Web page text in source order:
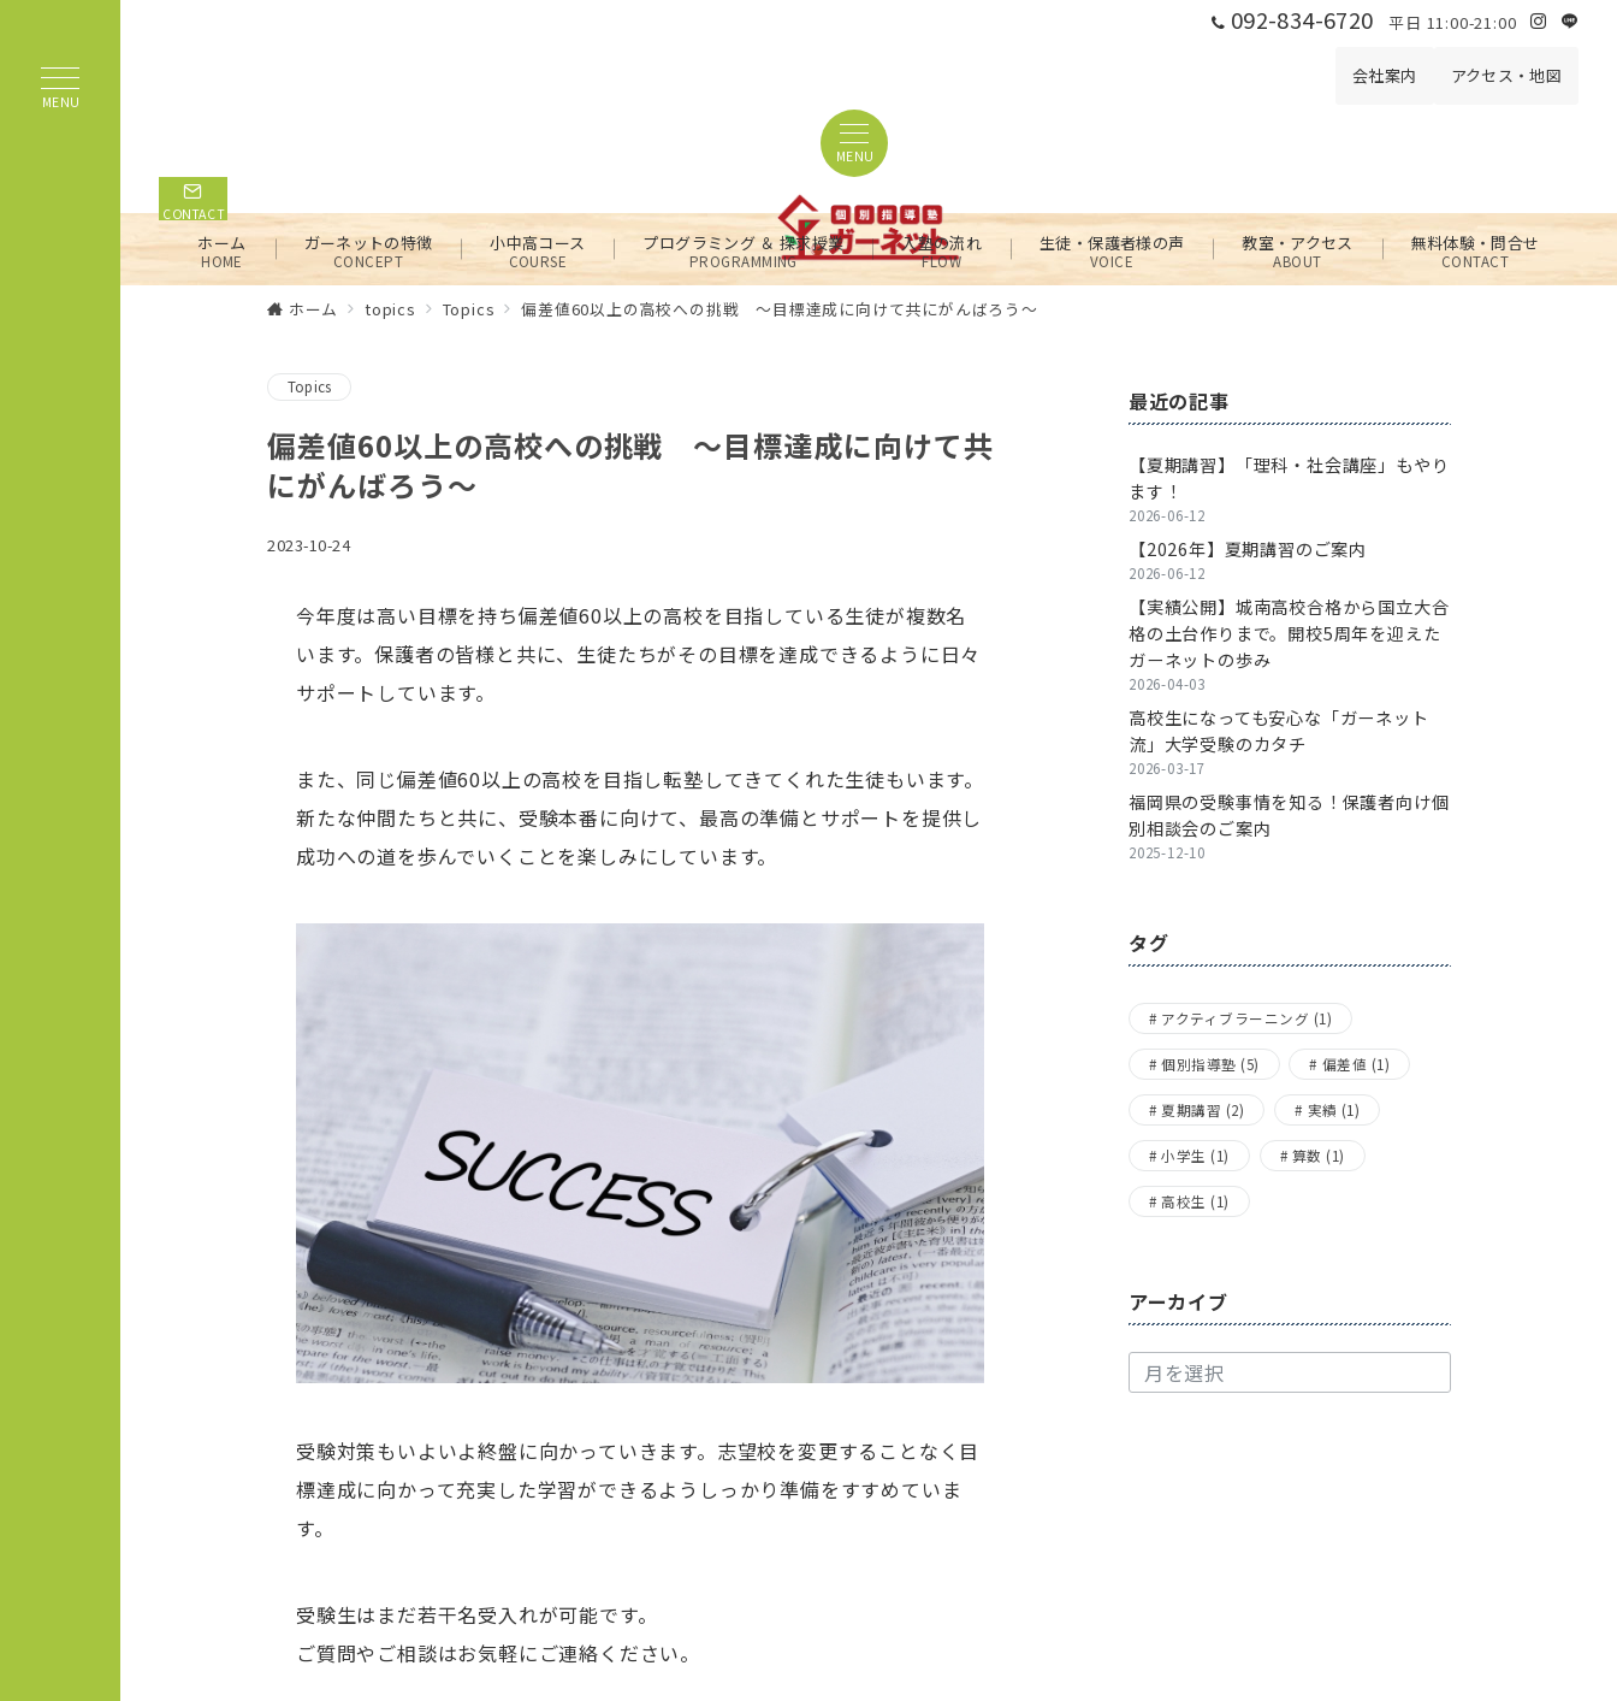
092-834-6720 平日 11:00-21:00
会社案内 アクセス・地図
MENU
CONTACT
ホーム
HOME
ガーネットの特徴
CONCEPT
小中高コース
COURSE
プログラミング ＆ 探求授業
PROGRAMMING
入塾の流れ
FLOW
生徒・保護者様の声
VOICE
教室・アクセス
ABOUT
無料体験・問合せ
CONTACT
ホーム topics Topics 偏差値60以上の高校への挑戦 ～目標達成に向けて共にがんばろう～
Topics
偏差値60以上の高校への挑戦 ～目標達成に向けて共
にがんばろう～
2023-10-24
今年度は高い目標を持ち偏差値60以上の高校を目指している生徒が複数名
います。保護者の皆様と共に、生徒たちがその目標を達成できるように日々
サポートしています。
また、同じ偏差値60以上の高校を目指し転塾してきてくれた生徒もいます。
新たな仲間たちと共に、受験本番に向けて、最高の準備とサポートを提供し
成功への道を歩んでいくことを楽しみにしています。
受験対策もいよいよ終盤に向かっていきます。志望校を変更することなく目
標達成に向かって充実した学習ができるようしっかり準備をすすめていま
す。
受験生はまだ若干名受入れが可能です。
ご質問やご相談はお気軽にご連絡ください。
最近の記事
【夏期講習】「理科・社会講座」もやり
ます！
2026-06-12
【2026年】夏期講習のご案内
2026-06-12
【実績公開】城南高校合格から国立大合
格の土台作りまで。開校5周年を迎えた
ガーネットの歩み
2026-04-03
高校生になっても安心な「ガーネット
流」大学受験のカタチ
2026-03-17
福岡県の受験事情を知る！保護者向け個
別相談会のご案内
2025-12-10
タグ
アクティブラーニング (1)
個別指導塾 (5) 偏差値 (1)
夏期講習 (2) 実績 (1)
小学生 (1) 算数 (1)
高校生 (1)
アーカイブ
ー
MENU